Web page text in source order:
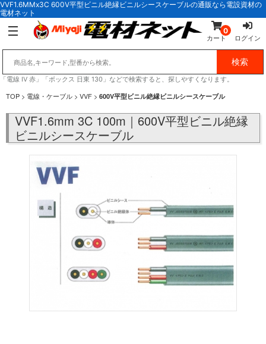
VVF1.6MMx3C 600V平型ビニル絶縁ビニルシースケーブルの通販なら電設資材の
電材ネット
0
カート ログイン
「電線 IV 赤」「ボックス 日東 130」などで検索すると、探しやすくなります。
TOP > 電線・ケーブル > VVF > 600V平型ビニル絶縁ビニルシースケーブル
VVF1.6mm 3C 100m｜600V平型ビニル絶縁
ビニルシースケーブル